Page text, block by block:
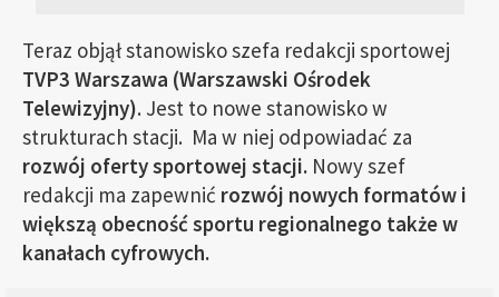
Teraz objął stanowisko szefa redakcji sportowej
TVP3 Warszawa (Warszawski Ośrodek
Telewizyjny). Jest to nowe stanowisko w
strukturach stacji. Ma w niej odpowiadać za
rozwój oferty sportowej stacji. Nowy szef
redakcji ma zapewnić rozwój nowych formatów i
większą obecność sportu regionalnego także w
kanałach cyfrowych.